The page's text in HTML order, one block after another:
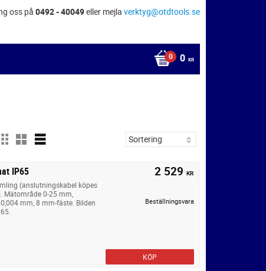
oss på 0492 - 40049eller mejla verktyg@otdtools.se
0 KR
IP65
(anslutningskabel köpes
0-25 mm,
mm, 8 mm-fäste. Bilden
2 529 KR
Beställningsvara
KÖP